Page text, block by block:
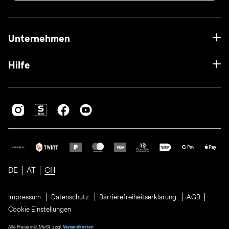
Unternehmen
Hilfe
DE AT CH
Impressum Datenschutz Barrierefreiheitserklärung
AGB
Cookie Einstellungen
Alle Preise inkl. MwSt. zzgl. Versandkosten